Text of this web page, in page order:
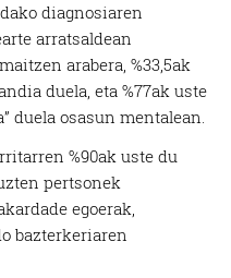
diagnosiaren
arratsaldean
arabera, %33,5ak
duela, eta %77ak uste
duela osasun mentalean.
%90ak uste du
pertsonek
egoerak,
bazterkeriaren